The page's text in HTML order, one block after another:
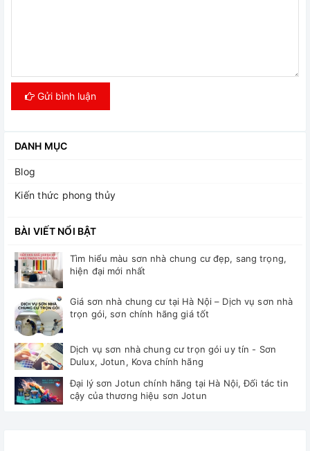
Gửi bình luận
DANH MỤC
Blog
Kiến thức phong thủy
BÀI VIẾT NỔI BẬT
Tìm hiểu màu sơn nhà chung cư đẹp, sang trọng,
hiện đại mới nhất
Giá sơn nhà chung cư tại Hà Nội – Dịch vụ sơn nhà
trọn gói, sơn chính hãng giá tốt
Dịch vụ sơn nhà chung cư trọn gói uy tín - Sơn
Dulux, Jotun, Kova chính hãng
Đại lý sơn Jotun chính hãng tại Hà Nội, Đối tác tin
cậy của thương hiệu sơn Jotun